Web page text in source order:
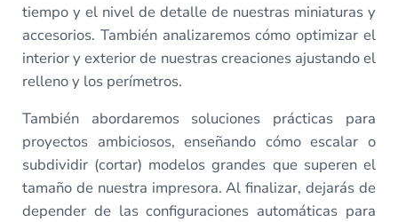
tiempo y el nivel de detalle de nuestras miniaturas y
accesorios. También analizaremos cómo optimizar el
interior y exterior de nuestras creaciones ajustando el
relleno y los perímetros.
También abordaremos soluciones prácticas para
proyectos ambiciosos, enseñando cómo escalar o
subdividir (cortar) modelos grandes que superen el
tamaño de nuestra impresora. Al finalizar, dejarás de
depender de las configuraciones automáticas para